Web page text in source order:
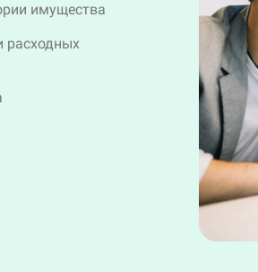
имущества
расходных